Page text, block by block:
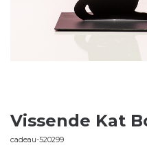
Vissende Kat
cadeau-520299